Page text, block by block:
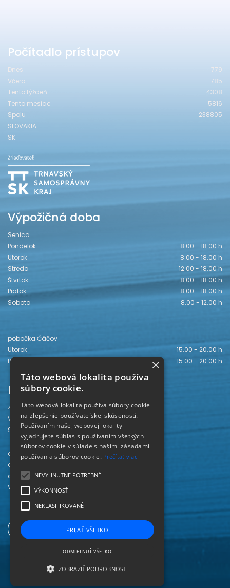
Počítadlo prístupov
Dnes
779
Včera
785
Tento týždeň
4308
Tento mesiac
5816
Spolu
238805
SLOVAKIA
SK
Výpožičná doba
Senica
Pondelok
8.00 - 18.00 h
Utorok
8.00 - 18.00 h
Streda
12.00 - 18.00 h
Štvrtok
8.00 - 18.00 h
Piatok
8.00 - 18.00 h
Sobota
8.00 - 12.00 h
pobočka Čáčov
Utorok
15.00 - 20.00 h
Piatok
15.00 - 20.00 h
Kontakt
Záhorská knižnica
Vajanského 28
905 01 Senica
odd. beletrie 034/654 3780
odd. odbornej literatúry 034/651 2710
odd. pre deti a mládež 034/654 6519
Viac kontaktov nájdete
×
Táto webová lokalita používa
súbory cookie.
Táto webová lokalita používa súbory cookie
na zlepšenie používateľskej skúsenosti.
Používaním našej webovej lokality
vyjadrujete súhlas s používaním všetkých
súborov cookie v súlade s našimi zásadami
používania súborov cookie. Prečítať viac
NEVYHNUTNE POTREBNÉ
VÝKONNOSŤ
NEKLASIFIKOVANÉ
PRIJAŤ VŠETKO
ODMIETNUŤ VŠETKO
ZOBRAZIŤ PODROBNOSTI